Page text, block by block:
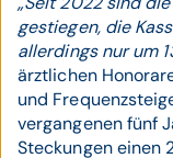
gestiegen, die
allerdings nur um
ärztlichen
und
vergangenen fünf
Steckungen einen